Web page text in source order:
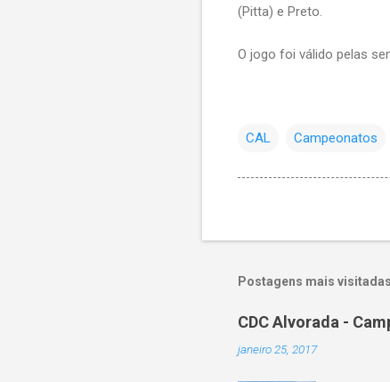
(Pitta) e Preto.
O jogo foi válido pelas
CAL Campeonatos
Postagens mais
CDC Alvorada -
janeiro 25, 2017